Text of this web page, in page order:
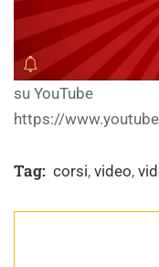
su YouTube
https://
Tag: corsi, video,